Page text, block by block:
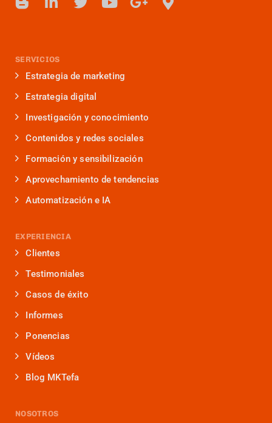
SERVICIOS
Estrategia de marketing
Estrategia digital
Investigación y conocimiento
Contenidos y redes sociales
Formación y sensibilización
Aprovechamiento de tendencias
Automatización e IA
EXPERIENCIA
Clientes
Testimoniales
Casos de éxito
Informes
Ponencias
Vídeos
Blog MKTefa
NOSOTROS